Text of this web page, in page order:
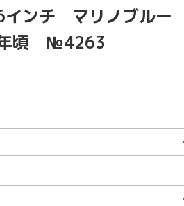
ンチ マリノブルー
頃 №4263